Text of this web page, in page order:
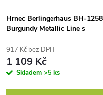
p
r
o
s
p
r
o
Hrnec Berlingerhaus BH-1258
Burgundy Metallic Line s
poklicí 28 cm
917 Kč bez DPH
1 109 Kč
Skladem >5 ks